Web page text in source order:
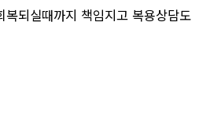
되실때까지 책임지고 복용상담도